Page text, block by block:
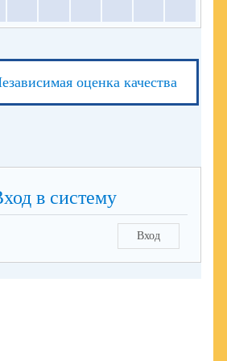
оценка качества
в систему
Вход